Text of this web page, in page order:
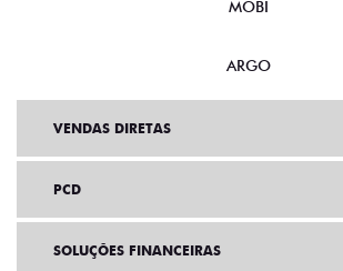
MOBI
ARGO
VENDAS DIRETAS
PCD
SOLUÇÕES FINANCEIRAS